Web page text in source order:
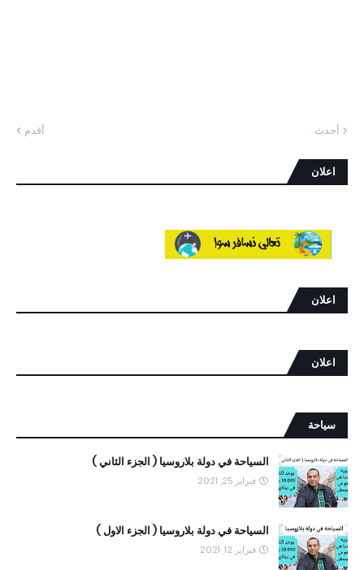
أحدث أقدم
اعلان
اعلان
اعلان
سياحة
السياحة في دولة بلاروسيا ( الجزء الثاني )
فبراير 25, 2021
السياحة في دولة بلاروسيا ( الجزء الاول )
فبراير 12, 2021